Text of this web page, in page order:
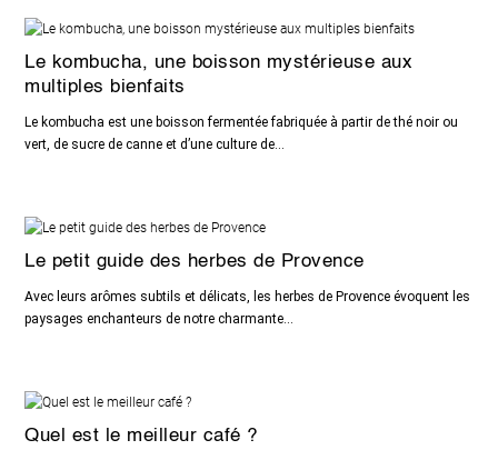
Le kombucha, une boisson mystérieuse aux
multiples bienfaits
Le kombucha est une boisson fermentée fabriquée à partir de thé noir ou
vert, de sucre de canne et d’une culture de...
Le petit guide des herbes de Provence
Avec leurs arômes subtils et délicats, les herbes de Provence évoquent les
paysages enchanteurs de notre charmante...
Quel est le meilleur café ?